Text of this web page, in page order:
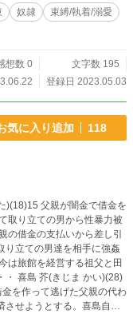
ャイニーズマフィアの香主
初めのお話。 能力が
界観。 喫茶【シロフクロ
編ですがこの話だけでも読
のタマシイいただきま
左千夫は既に後天的ふたな
奴隷
束縛/執着/溺愛
想数 0
文字数 195
登録日 2023.05.03
気に入り追加 118
取り立ての男から性暴力被
の借金の支払いから差し引
り立ての男達を相手に強姦
は旅館を経営する祖父と田
させようとする。喜島自身
いる。喧嘩と子供が好